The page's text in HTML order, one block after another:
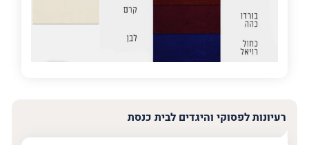
פרט על מה מדובר
רעיונות לפסוקי והיגדים לבית כנסת